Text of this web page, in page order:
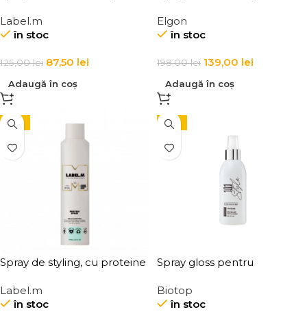
Anti-Frizz Smoothing Mist
Label.m
în stoc
125,00lei 87,50 lei
Adaugă în coș
Magic-Coat Spray
Elgon
în stoc
198,00lei 139,00 lei
Adaugă în coș
-15%
Spray de styling, cu proteine
termica si protectie UV
pentru toate tipurile de par,
Label.m
în stoc
-15%
Spray gloss pentru
Glossing Spray Serum
Biotop
în stoc